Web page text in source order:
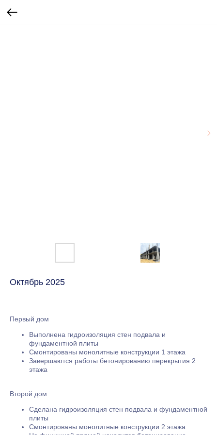
Октябрь 2025
Первый дом
Выполнена гидроизоляция стен подвала и
фундаментной плиты
Смонтированы монолитные конструкции 1 этажа
Завершаются работы бетонированию перекрытия 2
этажа
Второй дом
Сделана гидроизоляция стен подвала и фундаментной
плиты
Смонтированы монолитные конструкции 2 этажа